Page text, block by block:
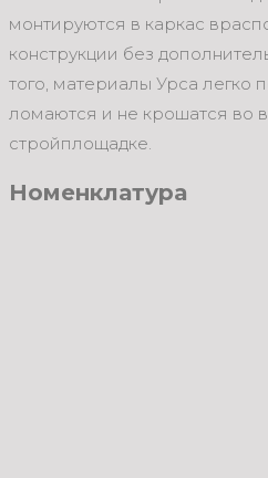
монтируются в каркас
конструкции без
того, материалы Урса легко
ломаются и не крошатся во
стройплощадке.
Номенклатура